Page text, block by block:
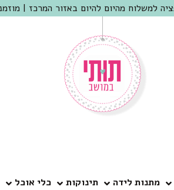
מתנות לידה תינוקות כלי אוכל